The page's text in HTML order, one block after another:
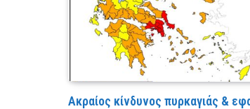
Ακραίος κίνδυνος πυρκαγιάς &